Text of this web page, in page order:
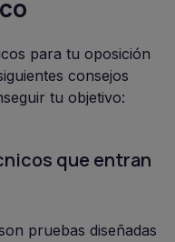
para tu oposición
consejos
tu objetivo:
que entran
pruebas diseñadas